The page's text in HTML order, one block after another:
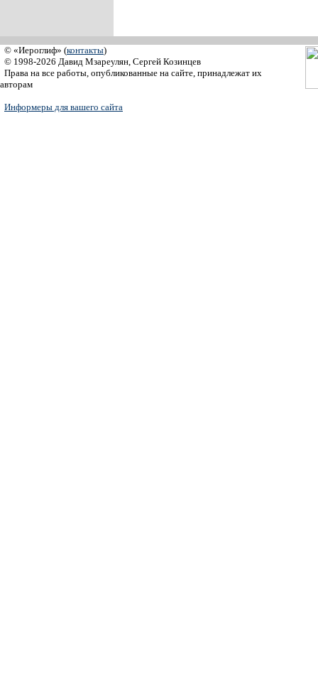
© «Иероглиф» (контакты)
© 1998-2026 Давид Мзареулян, Сергей Козинцев
Права на все работы, опубликованные на сайте, принадлежат их
авторам
Информеры для вашего сайта